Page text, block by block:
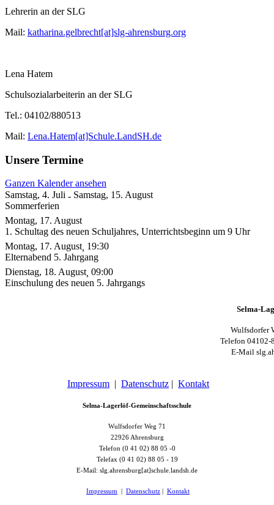
Lehrerin an der SLG
Mail: katharina.gelbrecht[at]slg-ahrensburg.org
Lena Hatem
Schulsozialarbeiterin an der SLG
Tel.: 04102/880513
Mail: Lena.Hatem[at]Schule.LandSH.de
Unsere Termine
Ganzen Kalender ansehen
Samstag, 4. Juli - Samstag, 15. August
Sommerferien
Montag, 17. August
1. Schultag des neuen Schuljahres, Unterrichtsbeginn um 9 Uhr
Montag, 17. August, 19:30
Elternabend 5. Jahrgang
Dienstag, 18. August, 09:00
Einschulung des neuen 5. Jahrgangs
Selma-
Wulfsdorfer
Telefon 04102-
E-Mail
Impressum | Datenschutz | Kontakt
Selma-Lagerlöf-Gemeinschaftsschule
Wulfsdorfer Weg 71
22926 Ahrensburg
Telefon (0 41 02) 88 05 -0
Telefax (0 41 02) 88 05 - 19
E-Mail: slg.ahrensburg[at]schule.landsh.de
Impressum Datenschutz Kontakt